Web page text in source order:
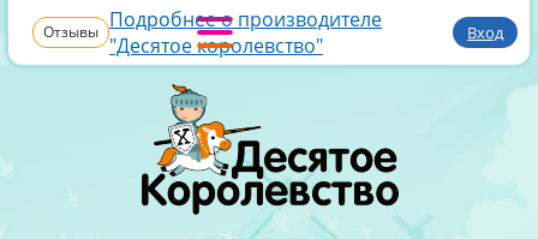
Отзывы Подробнее о производителе
"Десятое королевство"
Вход